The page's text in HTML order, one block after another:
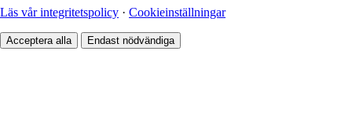
Läs vår integritetspolicy · Cookieinställningar
Acceptera alla Endast nödvändiga